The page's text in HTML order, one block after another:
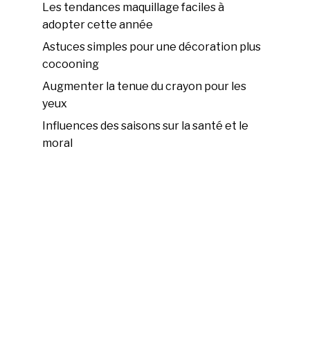
Les tendances maquillage faciles à
adopter cette année
Astuces simples pour une décoration plus
cocooning
Augmenter la tenue du crayon pour les
yeux
Influences des saisons sur la santé et le
moral